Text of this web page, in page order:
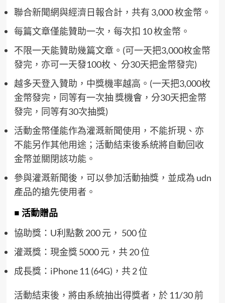
聯合新聞網與經濟日報合計，共有 3,000 枚金幣。
每篇文章僅能贊助一次，每次扣 10 枚金幣。
不限一天能贊助幾篇文章。(可一天把3,000枚金幣
發完，亦可一天發100枚、 分30天把金幣發完)
越多天登入贊助，中獎機率越高。(一天把3,000枚
金幣發完，同等有一次抽 獎機會，分30天把金幣
發完，同等有30次抽獎)
活動金幣僅能作為灌溉新聞使用，不能折現、亦
不能另作其他用途；活動結束後系統將自動回收
金幣並關閉該功能。
參與灌溉新聞後，可以參加活動抽獎，並成為 udn
產品的搶先使用者。
■ 活動贈品
協助獎：U利點數 200 元， 500 位
灌溉獎：現金獎 5000 元，共 20 位
成長獎：iPhone 11 (64G)，共 2 位
活動結束後，將由系統抽出得獎者，於 11/30 前